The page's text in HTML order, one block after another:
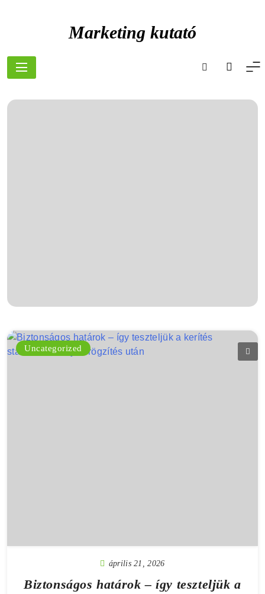
Marketing kutató
Uncategorized
április 21, 2026
Biztonságos határok – így teszteljük a